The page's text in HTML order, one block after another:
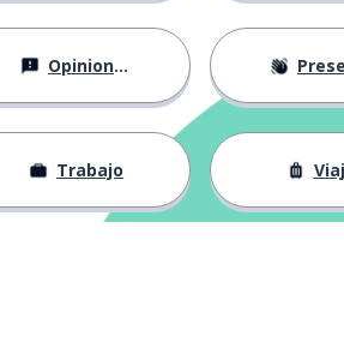
Opiniones
Trabajo